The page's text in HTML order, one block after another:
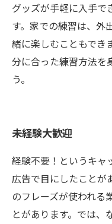
グッズが手軽に入手で
す。家での練習は、外
緒に楽しむこともでき
分に合った練習方法を
う。
未経験大歓迎
経験不要！というキャ
広告で目にしたことが
のフレーズが使われる
とがあります。では、